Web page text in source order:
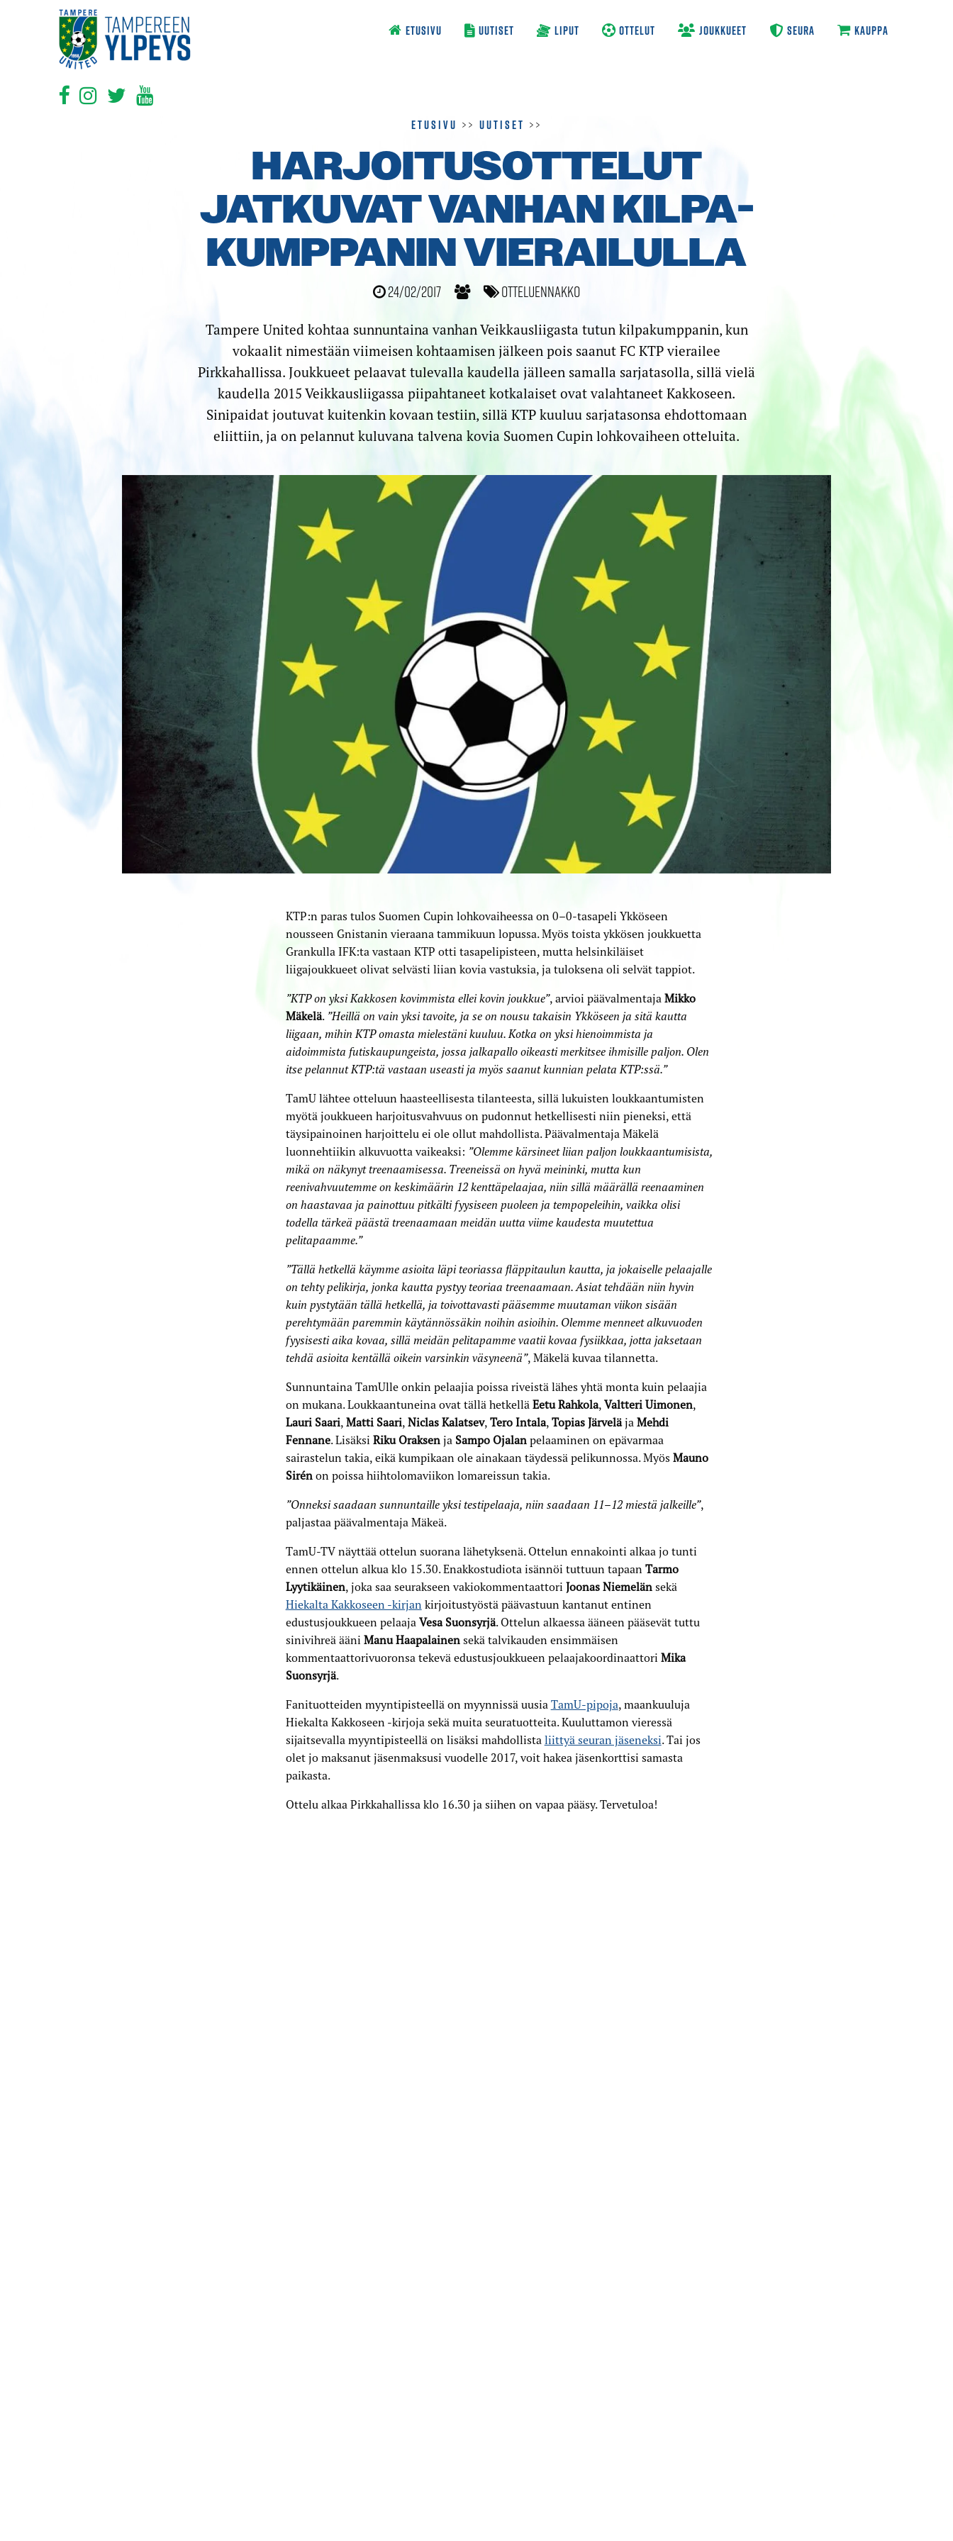
ETUSIVU UUTISET LIPUT OTTELUT JOUKKUEET SEURA KAUPPA
Etusivu >> Uutiset >>
HARJOITUSOTTELUT
JATKUVAT VANHAN KILPA­
KUMPPANIN VIERAILULLA
24/02/2017 Otteluennakko
Tampere United kohtaa sunnuntaina vanhan Veikkausliigasta tutun kilpakumppanin, kun
vokaalit nimestään viimeisen kohtaamisen jälkeen pois saanut FC KTP vierailee
Pirkkahallissa. Joukkueet pelaavat tulevalla kaudella jälleen samalla sarjatasolla, sillä vielä
kaudella 2015 Veikkausliigassa piipahtaneet kotkalaiset ovat valahtaneet Kakkoseen.
Sinipaidat joutuvat kuitenkin kovaan testiin, sillä KTP kuuluu sarjatasonsa ehdottomaan
eliittiin, ja on pelannut kuluvana talvena kovia Suomen Cupin lohkovaiheen otteluita.
KTP:n paras tulos Suomen Cupin lohkovaiheessa on 0–0-tasapeli Ykköseen
nousseen Gnistanin vieraana tammikuun lopussa. Myös toista ykkösen joukkuetta
Grankulla IFK:ta vastaan KTP otti tasapelipisteen, mutta helsinkiläiset
liigajoukkueet olivat selvästi liian kovia vastuksia, ja tuloksena oli selvät tappiot.
”KTP on yksi Kakkosen kovimmista ellei kovin joukkue”, arvioi päävalmentaja Mikko
Mäkelä. ”Heillä on vain yksi tavoite, ja se on nousu takaisin Ykköseen ja sitä kautta
liigaan, mihin KTP omasta mielestäni kuuluu. Kotka on yksi hienoimmista ja
aidoimmista futiskaupungeista, jossa jalkapallo oikeasti merkitsee ihmisille paljon. Olen
itse pelannut KTP:tä vastaan useasti ja myös saanut kunnian pelata KTP:ssä.”
TamU lähtee otteluun haasteellisesta tilanteesta, sillä lukuisten loukkaantumisten
myötä joukkueen harjoitusvahvuus on pudonnut hetkellisesti niin pieneksi, että
täysipainoinen harjoittelu ei ole ollut mahdollista. Päävalmentaja Mäkelä
luonnehtiikin alkuvuotta vaikeaksi: ”Olemme kärsineet liian paljon loukkaantumisista,
mikä on näkynyt treenaamisessa. Treeneissä on hyvä meininki, mutta kun
reenivahvuutemme on keskimäärin 12 kenttäpelaajaa, niin sillä määrällä reenaaminen
on haastavaa ja painottuu pitkälti fyysiseen puoleen ja tempopeleihin, vaikka olisi
todella tärkeä päästä treenaamaan meidän uutta viime kaudesta muutettua
pelitapaamme.”
”Tällä hetkellä käymme asioita läpi teoriassa fläppitaulun kautta, ja jokaiselle pelaajalle
on tehty pelikirja, jonka kautta pystyy teoriaa treenaamaan. Asiat tehdään niin hyvin
kuin pystytään tällä hetkellä, ja toivottavasti pääsemme muutaman viikon sisään
perehtymään paremmin käytännössäkin noihin asioihin. Olemme menneet alkuvuoden
fyysisesti aika kovaa, sillä meidän pelitapamme vaatii kovaa fysiikkaa, jotta jaksetaan
tehdä asioita kentällä oikein varsinkin väsyneenä”, Mäkelä kuvaa tilannetta.
Sunnuntaina TamUlle onkin pelaajia poissa riveistä lähes yhtä monta kuin pelaajia
on mukana. Loukkaantuneina ovat tällä hetkellä Eetu Rahkola, Valtteri Uimonen,
Lauri Saari, Matti Saari, Niclas Kalatsev, Tero Intala, Topias Järveläja Mehdi
Fennane. Lisäksi Riku Oraksenja Sampo Ojalanpelaaminen on epävarmaa
sairastelun takia, eikä kumpikaan ole ainakaan täydessä pelikunnossa. Myös Mauno
Sirénon poissa hiihtolomaviikon lomareissun takia.
”Onneksi saadaan sunnuntaille yksi testipelaaja, niin saadaan 11–12 miestä jalkeille”,
paljastaa päävalmentaja Mäkeä.
TamU-TV näyttää ottelun suorana lähetyksenä. Ottelun ennakointi alkaa jo tunti
ennen ottelun alkua klo 15.30. Enakkostudiota isännöi tuttuun tapaan Tarmo
Lyytikäinen, joka saa seurakseen vakiokommentaattori Joonas Niemelänsekä
Hiekalta Kakkoseen -kirjan kirjoitustyöstä päävastuun kantanut entinen
edustusjoukkueen pelaaja Vesa Suonsyrjä. Ottelun alkaessa ääneen pääsevät tuttu
sinivihreä ääni Manu Haapalainensekä talvikauden ensimmäisen
kommentaattorivuoronsa tekevä edustusjoukkueen pelaajakoordinaattori Mika
Suonsyrjä.
Fanituotteiden myyntipisteellä on myynnissä uusia TamU-pipoja, maankuuluja
Hiekalta Kakkoseen -kirjoja sekä muita seuratuotteita. Kuuluttamon vieressä
sijaitsevalla myyntipisteellä on lisäksi mahdollista liittyä seuran jäseneksi. Tai jos
olet jo maksanut jäsenmaksusi vuodelle 2017, voit hakea jäsenkorttisi samasta
paikasta.
Ottelu alkaa Pirkkahallissa klo 16.30 ja siihen on vapaa pääsy. Tervetuloa!